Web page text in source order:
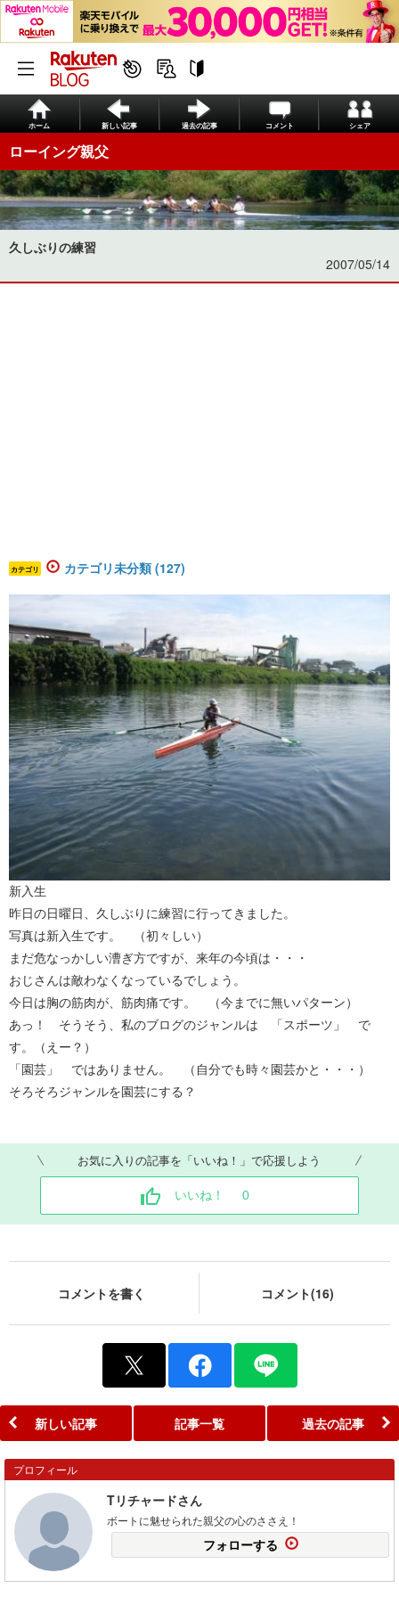
ホーム 新しい記事 過去の記事 コメント シェア
ローイング親父
久しぶりの練習
2007/05/14
カテゴリ カテゴリ未分類 (127)
新入生
昨日の日曜日、久しぶりに練習に行ってきました。
写真は新入生です。 （初々しい）
まだ危なっかしい漕ぎ方ですが、来年の今頃は・・・
おじさんは敵わなくなっているでしょう。
今日は胸の筋肉が、筋肉痛です。 （今までに無いパターン）
あっ！ そうそう、私のブログのジャンルは 「スポーツ」 で
す。（えー？）
「園芸」 ではありません。 （自分でも時々園芸かと・・・）
そろそろジャンルを園芸にする？
お気に入りの記事を「いいね！」で応援しよう
いいね！ 0
コメントを書く コメント(16)
新しい記事 記事一覧 過去の記事
プロフィール
Tリチャードさん
ボートに魅せられた親父の心のささえ！
フォローする